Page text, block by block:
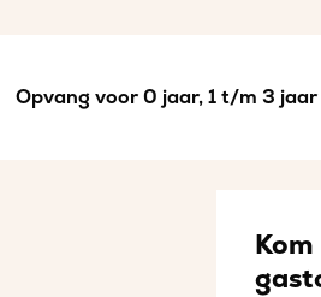
Opvang voor 0 jaar, 1 t/m 3 jaar